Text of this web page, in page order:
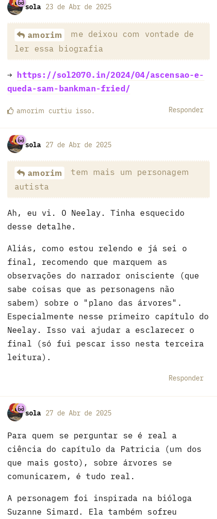
sola 23 de Abr de 2025
amorim
me deixou com vontade de
ler essa biografia
→ https://sol2070.in/2024/04/ascensao-e-
queda-sam-bankman-fried/
Responder
amorim curtiu isso.
sola 27 de Abr de 2025
amorim
tem mais um personagem
autista
Ah, eu vi. O Neelay. Tinha esquecido
desse detalhe.
Aliás, como estou relendo e já sei o
final, recomendo que marquem as
observações do narrador onisciente (que
sabe coisas que as personagens não
sabem) sobre o "plano das árvores".
Especialmente nesse primeiro capítulo do
Neelay. Isso vai ajudar a esclarecer o
final (só fui pescar isso nesta terceira
leitura).
Responder
sola 27 de Abr de 2025
Para quem se perguntar se é real a
ciência do capítulo da Patricia (um dos
que mais gosto), sobre árvores se
comunicarem, é tudo real.
A personagem foi inspirada na bióloga
Suzanne Simard. Ela também sofreu